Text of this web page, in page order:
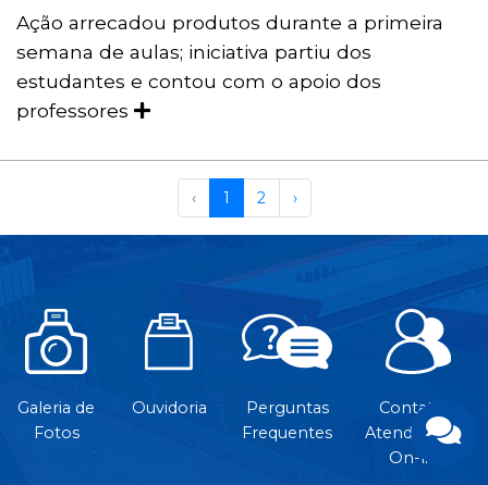
Ação arrecadou produtos durante a primeira
semana de aulas; iniciativa partiu dos
estudantes e contou com o apoio dos
professores
‹ 1 2 ›
Galeria de
Fotos
Ouvidoria
Perguntas
Frequentes
Contato e
Atendimento
On-line